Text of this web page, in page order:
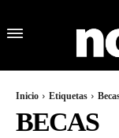
Inicio Etiquetas
BECAS